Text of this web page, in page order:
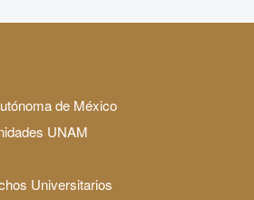
de México
UNAM
Universitarios